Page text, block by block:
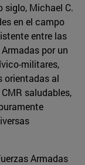
siglo, Michael C.
en el campo
entre las
por un
militares,
orientadas al
saludables,
Armadas